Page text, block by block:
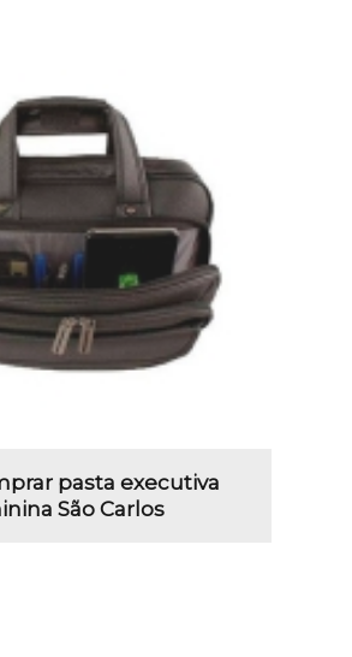
pasta executiva
São Carlos